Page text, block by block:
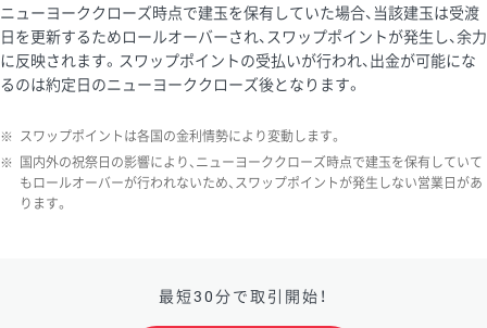
ニューヨーククローズ時点で建玉を保有していた場合、当該建玉は受渡
日を更新するためロールオーバーされ、スワップポイントが発生し、余力
に反映されます。スワップポイントの受払いが行われ、出金が可能にな
るのは約定日のニューヨーククローズ後となります。
※ スワップポイントは各国の金利情勢により変動します。
※
国内外の祝祭日の影響により、ニューヨーククローズ時点で建玉を保有していて
もロールオーバーが行われないため、スワップポイントが発生しない営業日があ
ります。
最短30分で取引開始！